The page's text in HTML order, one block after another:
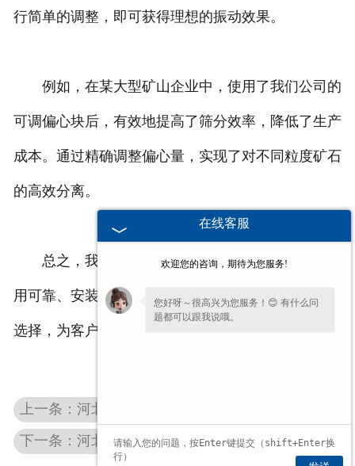
行简单的调整，即可获得理想的振动效果。
例如，在某大型矿山企业中，使用了我们公司的
可调偏心块后，有效地提高了筛分效率，降低了生产
成本。通过精确调整偏心量，实现了对不同粒度矿石
的高效分离。
总之，我们公司的可调偏心块以其灵活可调、耐
用可靠、安装方便等特点，成为众多工业领域的理想
选择，为客户带来高效、精准的振动解决方案。
上一条：河北激振器
下一条：河北棒条筛板
在线客服
欢迎您的咨询，期待为您服务!
您好呀～很高兴为您服务！😊 有什么问
题都可以跟我说哦。